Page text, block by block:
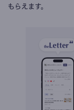
もらえます。